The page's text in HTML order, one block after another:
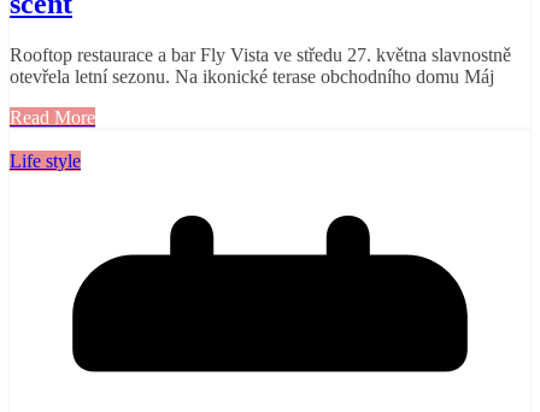
Rooftop restaurace a bar Fly Vista ve středu 27. května slavnostně
otevřela letní sezonu. Na ikonické terase obchodního domu Máj
Read More
Life style